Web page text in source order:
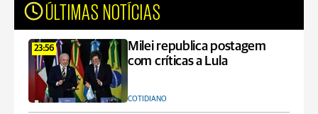
ÚLTIMAS NOTÍCIAS
23:56
Milei republica postagem
com críticas a Lula
COTIDIANO